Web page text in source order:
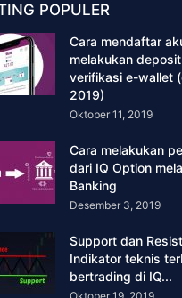
POPULER
Cara mendaftar
melakukan
verifikasi e-wallet
2019)
Oktober 11, 2019
Cara melakukan
dari IQ Option
Banking
Desember 3, 2019
Support dan
Indikator teknis
bertrading di IQ...